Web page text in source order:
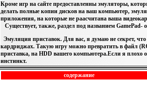
Кроме игр на сайте предоставленны эмуляторы,
делать полные копии дисков на ваш компьютер,
приложения, на которые не раасчитана ваша
Существует, также, раздел под названием
Эмуляция приставок. Для вас, я думаю не секрет,
кардриджах. Такую игру можно превратить в файл
приставка, на HDD вашего компьютера.Если я плохо
инстинкт.
содержание